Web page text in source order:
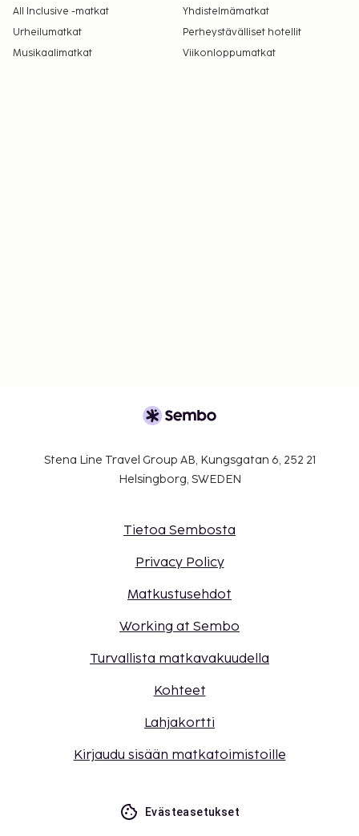
All Inclusive -matkat
Yhdistelmämatkat
Urheilumatkat
Perheystävälliset hotellit
Musikaalimatkat
Viikonloppumatkat
Stena Line Travel Group AB, Kungsgatan 6, 252 21
Helsingborg, SWEDEN
Tietoa Sembosta
Privacy Policy
Matkustusehdot
Working at Sembo
Turvallista matkavakuudella
Kohteet
Lahjakortti
Kirjaudu sisään matkatoimistoille
Evästeasetukset